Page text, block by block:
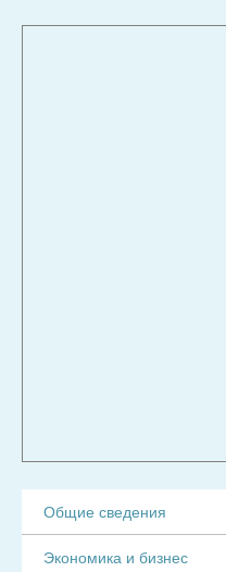
Общие сведения
Экономика и бизнес